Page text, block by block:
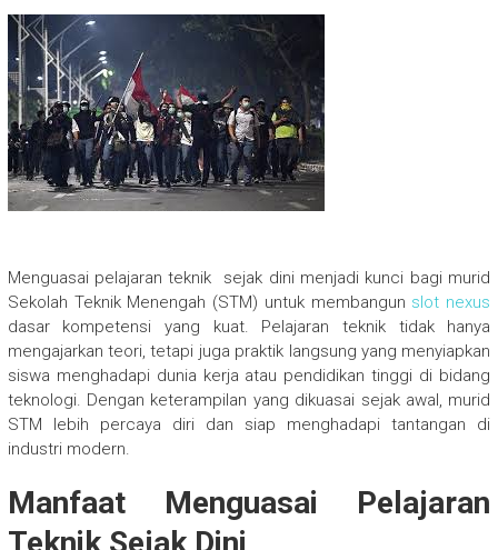
Menguasai pelajaran teknik sejak dini menjadi kunci bagi murid
Sekolah Teknik Menengah (STM) untuk membangun slot nexus
dasar kompetensi yang kuat. Pelajaran teknik tidak hanya
mengajarkan teori, tetapi juga praktik langsung yang menyiapkan
siswa menghadapi dunia kerja atau pendidikan tinggi di bidang
teknologi. Dengan keterampilan yang dikuasai sejak awal, murid
STM lebih percaya diri dan siap menghadapi tantangan di
industri modern.
Manfaat Menguasai Pelajaran